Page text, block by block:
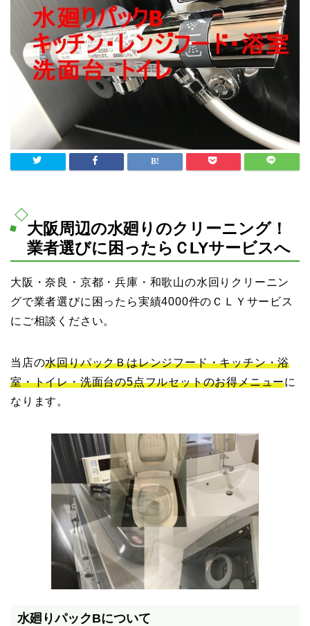
大阪周辺の水廻りのクリーニング！
業者選びに困ったらＣLYサービスへ
大阪・奈良・京都・兵庫・和歌山の水回りクリーニン
グで業者選びに困ったら実績4000件のＣＬＹサービス
にご相談ください。
当店の水回りパックＢはレンジフード・キッチン・浴
室・トイレ・洗面台の5点フルセットのお得メニューに
なります。
水廻りパックBについて